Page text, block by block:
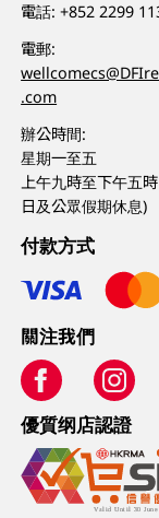
電話:+852 2299
電郵:
.com
辦公時間:
星期一至五
上午九時至下午五時
日及公眾假期休息)
付款方式
關注我們
優質纲店認證